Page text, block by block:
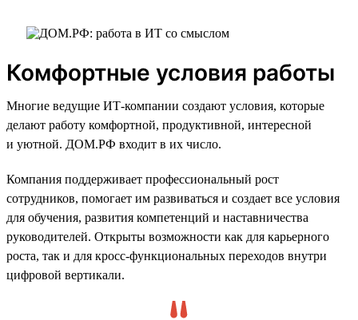
Комфортные условия работы
Многие ведущие ИТ-компании создают условия, которые
делают работу комфортной, продуктивной, интересной
и уютной. ДОМ.РФ входит в их число.
Компания поддерживает профессиональный рост
сотрудников, помогает им развиваться и создает все условия
для обучения, развития компетенций и наставничества
руководителей. Открыты возможности как для карьерного
роста, так и для кросс-функциональных переходов внутри
цифровой вертикали.